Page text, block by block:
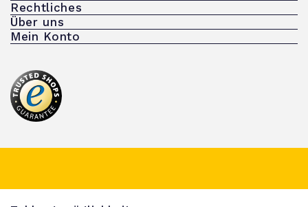
Rechtliches
Über uns
Mein Konto